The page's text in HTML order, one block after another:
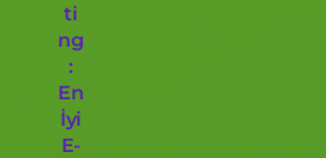
ti
ng
:
En
İyi
E-